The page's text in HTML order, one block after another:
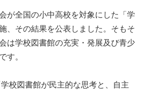
が全国の小中高校を対象にした「学
、その結果を公表しました。そもそ
は学校図書館の充実・発展及び青少
す。
校図書館が民主的な思考と、自主